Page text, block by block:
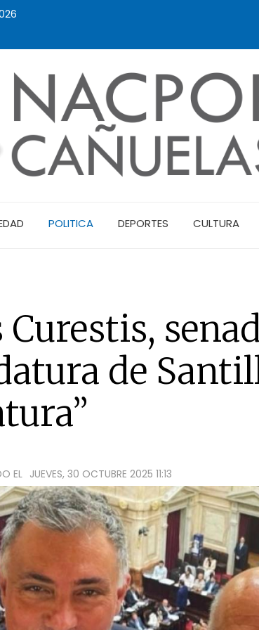
POLITICA DEPORTES CULTURA
Curestis,
de
EL JUEVES, 30 OCTUBRE 2025 11:13